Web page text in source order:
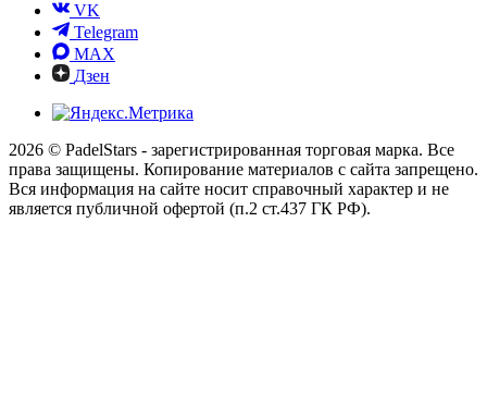
VK
Telegram
MAX
Дзен
2026 © PadelStars - зарегистрированная торговая марка. Все
права защищены. Копирование материалов с сайта запрещено.
Вся информация на сайте носит справочный характер и не
является публичной офертой (п.2 ст.437 ГК РФ).